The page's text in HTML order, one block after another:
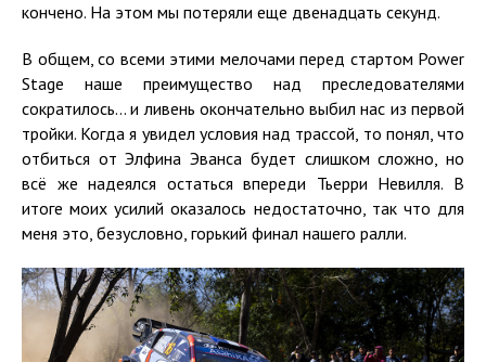
кончено. На этом мы потеряли еще двенадцать секунд.
В общем, со всеми этими мелочами перед стартом Power
Stage наше преимущество над преследователями
сократилось... и ливень окончательно выбил нас из первой
тройки. Когда я увидел условия над трассой, то понял, что
отбиться от Элфина Эванса будет слишком сложно, но
всё же надеялся остаться впереди Тьерри Невилля. В
итоге моих усилий оказалось недостаточно, так что для
меня это, безусловно, горький финал нашего ралли.